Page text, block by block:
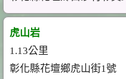
虎山岩
1.13公里
彰化縣花壇鄉虎山街1號